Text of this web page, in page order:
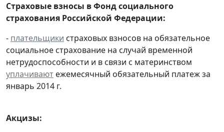
Страховые взносы в Фонд социального
страхования Российской Федерации:
- плательщики страховых взносов на обязательное
социальное страхование на случай временной
нетрудоспособности и в связи с материнством
уплачивают ежемесячный обязательный платеж за
январь 2014 г.
Акцизы: